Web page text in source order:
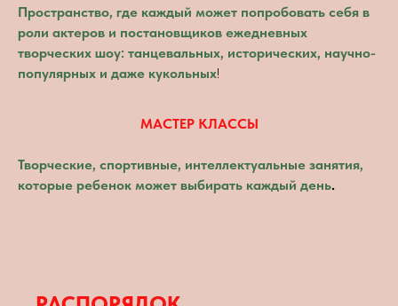
Пространство, где каждый может попробовать себя в
роли актеров и постановщиков ежедневных
творческих шоу: танцевальных, исторических, научно-
популярных и даже кукольных!
МАСТЕР КЛАССЫ
Творческие, спортивные, интеллектуальные занятия,
которые ребенок может выбирать каждый день.